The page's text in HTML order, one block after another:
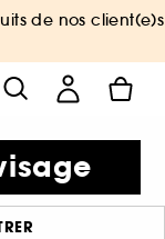
de nos client(e)s